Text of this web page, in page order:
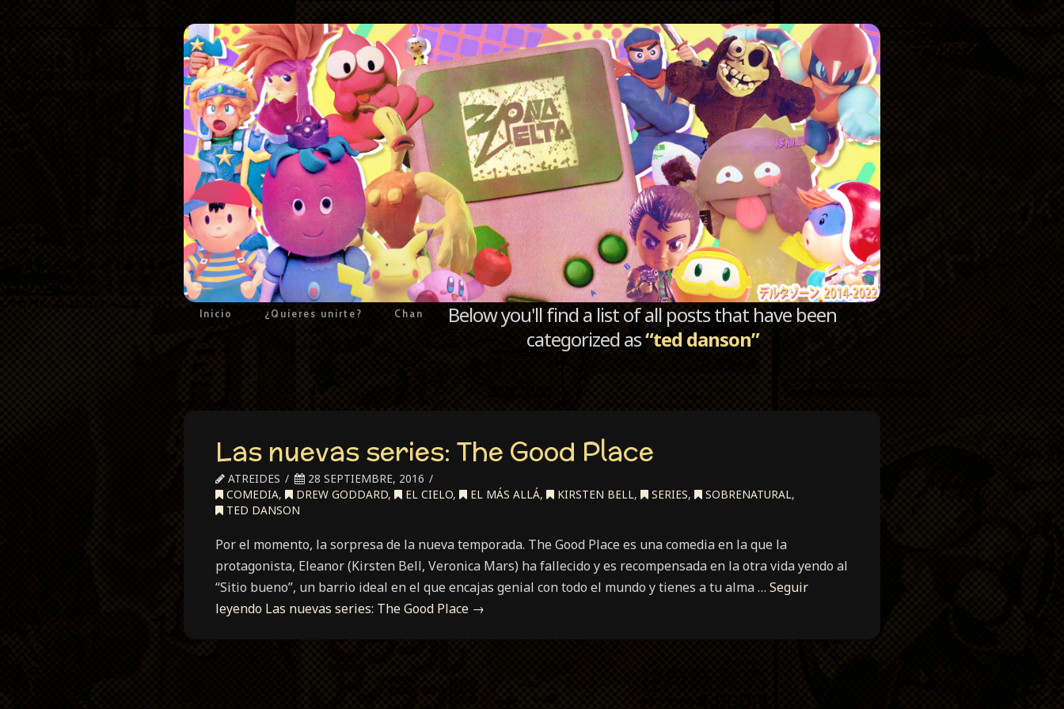
Inicio ¿Quieres unirte? Chan
Below you'll find a list of all posts that have been
categorized as“ted danson”
Las nuevas series: The Good Place
ATREIDES
28 SEPTIEMBRE, 2016
COMEDIA, DREW GODDARD, EL CIELO, EL MÁS ALLÁ, KIRSTEN BELL, SERIES, SOBRENATURAL,
TED DANSON
Por el momento, la sorpresa de la nueva temporada. The Good Place es una comedia en la que la
protagonista, Eleanor (Kirsten Bell, Veronica Mars) ha fallecido y es recompensada en la otra vida yendo al
“Sitio bueno”, un barrio ideal en el que encajas genial con todo el mundo y tienes a tu alma … Seguir
leyendo Las nuevas series: The Good Place →